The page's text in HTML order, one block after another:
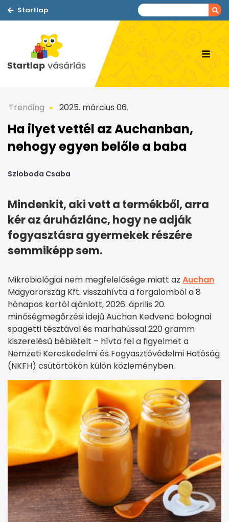
Startlap
Trending 2025. március 06.
Ha ilyet vettél az Auchanban,
nehogy egyen belőle a baba
Szloboda Csaba
Mindenkit, aki vett a termékből, arra
kér az áruházlánc, hogy ne adják
fogyasztásra gyermekek részére
semmiképp sem.
Mikrobiológiai nem megfelelősége miatt az Auchan
Magyarország Kft. visszahívta a forgalomból a 8
hónapos kortól ajánlott, 2026. április 20.
minőségmegőrzési idejű Auchan Kedvenc bolognai
spagetti tésztával és marhahússal 220 gramm
kiszerelésű bébiételt – hívta fel a figyelmet a
Nemzeti Kereskedelmi és Fogyasztóvédelmi Hatóság
(NKFH) csütörtökön külön közleményben.